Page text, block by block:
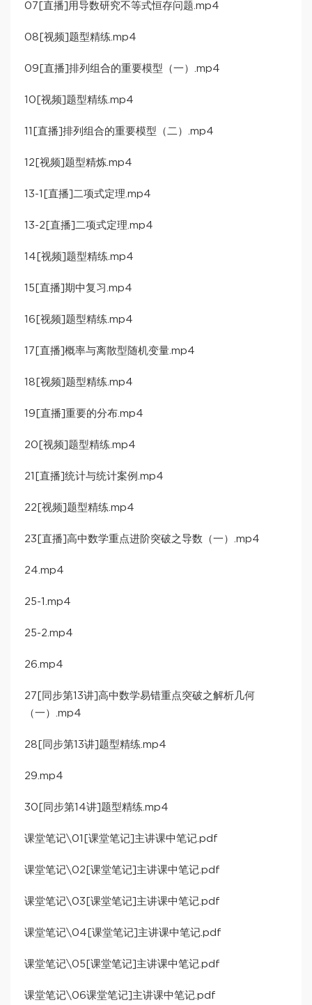
07[直播]用导数研究不等式恒存问题.mp4
08[视频]题型精练.mp4
09[直播]排列组合的重要模型（一）.mp4
10[视频]题型精练.mp4
11[直播]排列组合的重要模型（二）.mp4
12[视频]题型精炼.mp4
13-1[直播]二项式定理.mp4
13-2[直播]二项式定理.mp4
14[视频]题型精练.mp4
15[直播]期中复习.mp4
16[视频]题型精练.mp4
17[直播]概率与离散型随机变量.mp4
18[视频]题型精练.mp4
19[直播]重要的分布.mp4
20[视频]题型精练.mp4
21[直播]统计与统计案例.mp4
22[视频]题型精练.mp4
23[直播]高中数学重点进阶突破之导数（一）.mp4
24.mp4
25-1.mp4
25-2.mp4
26.mp4
27[同步第13讲]高中数学易错重点突破之解析几何
（一）.mp4
28[同步第13讲]题型精练.mp4
29.mp4
30[同步第14讲]题型精练.mp4
课堂笔记\01[课堂笔记]主讲课中笔记.pdf
课堂笔记\02[课堂笔记]主讲课中笔记.pdf
课堂笔记\03[课堂笔记]主讲课中笔记.pdf
课堂笔记\04[课堂笔记]主讲课中笔记.pdf
课堂笔记\05[课堂笔记]主讲课中笔记.pdf
课堂笔记\06课堂笔记]主讲课中笔记.pdf